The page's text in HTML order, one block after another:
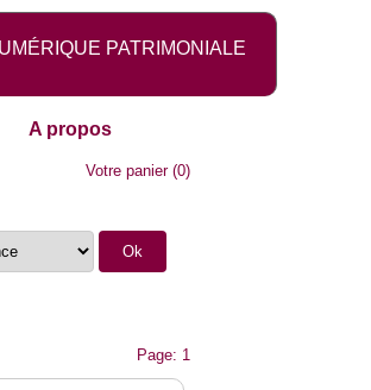
PATRIMONIALE
A propos
Votre panier(0)
Page: 1